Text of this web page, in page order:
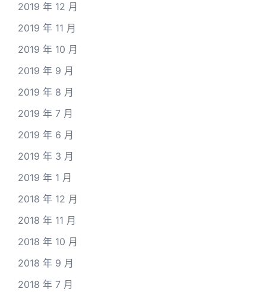
2019 年 12 月
2019 年 11 月
2019 年 10 月
2019 年 9 月
2019 年 8 月
2019 年 7 月
2019 年 6 月
2019 年 3 月
2019 年 1 月
2018 年 12 月
2018 年 11 月
2018 年 10 月
2018 年 9 月
2018 年 7 月